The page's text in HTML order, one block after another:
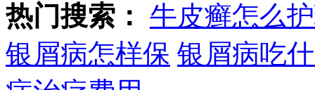
热门搜索： 牛皮癣怎么
银屑病怎样保 银屑病吃